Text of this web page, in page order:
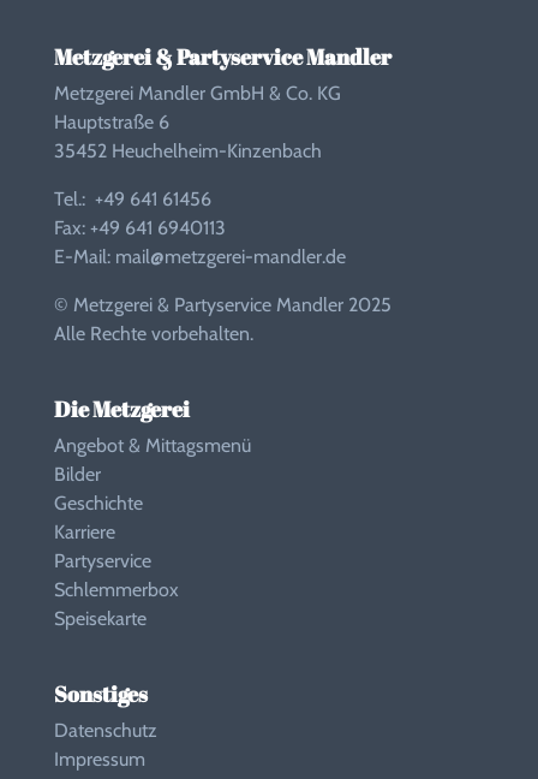
Metzgerei & Partyservice Mandler
Metzgerei Mandler GmbH & Co. KG
Hauptstraße 6
35452 Heuchelheim-Kinzenbach
Tel.: +49 641 61456
Fax: +49 641 6940113
E-Mail: mail@metzgerei-mandler.de
© Metzgerei & Partyservice Mandler 2025
Alle Rechte vorbehalten.
Die Metzgerei
Angebot & Mittagsmenü
Bilder
Geschichte
Karriere
Partyservice
Schlemmerbox
Speisekarte
Sonstiges
Datenschutz
Impressum